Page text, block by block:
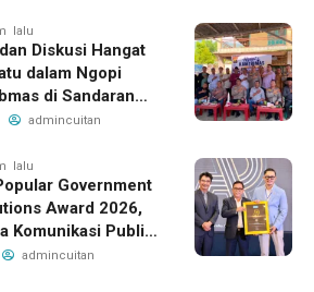
lalu
Diskusi Hangat
dalam Ngopi
di Sandaran
admincuitan
lalu
Government
Award 2026,
Komunikasi Publik
ATR/BPN
admincuitan